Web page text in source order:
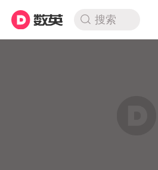
搜索